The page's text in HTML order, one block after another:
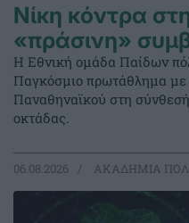
Νίκη κόντρα
«πράσινη»
Η Εθνική ομάδα Παίδων
Παγκόσμιο πρωτάθλημα με
Παναθηναϊκού στη
οκτάδας.
06.08.2026 ΑΚΑΔΗΜΙΑ